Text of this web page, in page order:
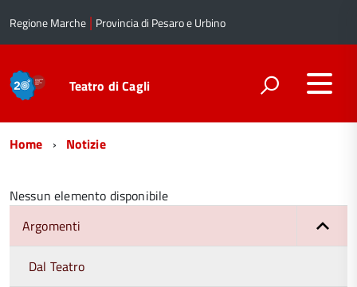
Regione Marche | Provincia di Pesaro e Urbino
Teatro di Cagli
Menu
di
navigazione
Home Notizie
Nessun elemento disponibile
Argomenti
Dal Teatro